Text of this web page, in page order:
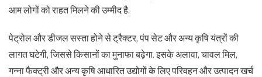
आम लोगों को राहत मिलने की उम्मीद है.
पेट्रोल और डीजल सस्ता होने से ट्रैक्टर, पंप सेट और अन्य कृषि यंत्रों की
लागत घटेगी, जिससे किसानों का मुनाफा बढ़ेगा. इसके अलावा, चावल मिल,
गन्ना फैक्ट्री और अन्य कृषि आधारित उद्योगों के लिए परिवहन और उत्पादन खर्च